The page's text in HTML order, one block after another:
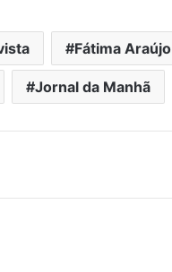
Fátima Araújo
Jornal da Manhã